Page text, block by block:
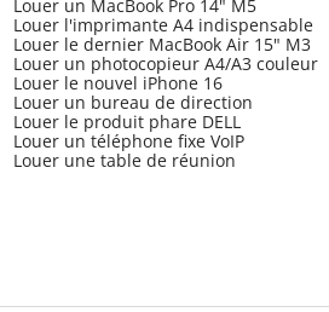
Louer un MacBook Pro 14" M5
Louer l'imprimante A4 indispensable
Louer le dernier MacBook Air 15" M3
Louer un photocopieur A4/A3 couleur
Louer le nouvel iPhone 16
Louer un bureau de direction
Louer le produit phare DELL
Louer un téléphone fixe VoIP
Louer une table de réunion